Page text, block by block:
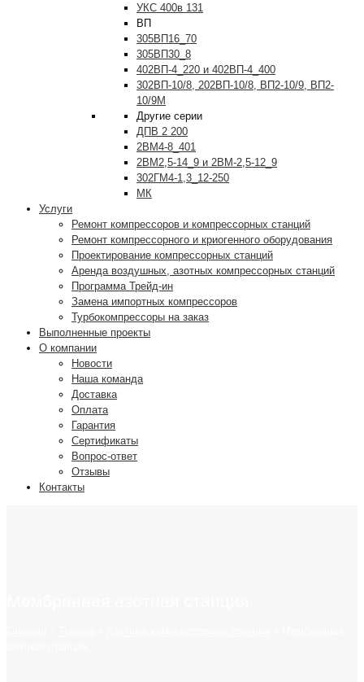
УКС 400в 131
ВП
305ВП16_70
305ВП30_8
402ВП-4_220 и 402ВП-4_400
302ВП-10/8, 202ВП-10/8, ВП2-10/9, ВП2-
10/9М
Другие серии
ДПВ 2 200
2ВМ4-8_401
2ВМ2,5-14_9 и 2ВМ-2,5-12_9
302ГМ4-1,3_12-250
МК
Услуги
Ремонт компрессоров и компрессорных станций
Ремонт компрессорного и криогенного оборудования
Проектирование компрессорных станций
Аренда воздушных, азотных компрессорных станций
Программа Трейд-ин
Замена импортных компрессоров
Турбокомпрессоры на заказ
Выполненные проекты
О компании
Новости
Наша команда
Доставка
Оплата
Гарантия
Сертификаты
Вопрос-ответ
Отзывы
Контакты